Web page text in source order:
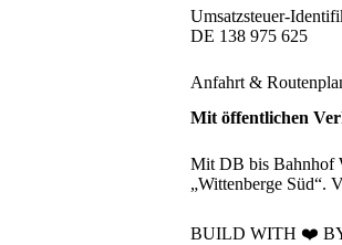
Umsatzsteuer-
DE 138 975 625
Anfahrt &
Mit öffentlichen
Mit DB bis Bahnhof
„Wittenberge Süd“.
BUILD WITH ❤️